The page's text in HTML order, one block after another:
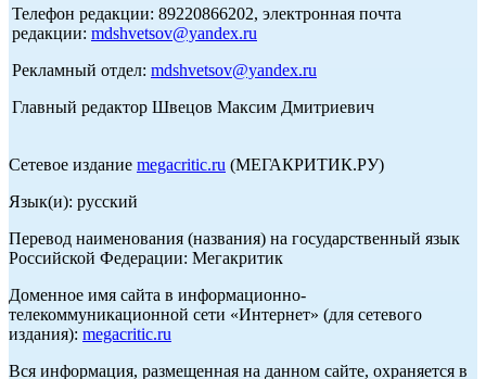
Телефон редакции: 89220866202, электронная почта
редакции: mdshvetsov@yandex.ru
Рекламный отдел: mdshvetsov@yandex.ru
Главный редактор Швецов Максим Дмитриевич
Сетевое издание megacritic.ru (МЕГАКРИТИК.РУ)
Язык(и): русский
Перевод наименования (названия) на государственный язык
Российской Федерации: Мегакритик
Доменное имя сайта в информационно-
телекоммуникационной сети «Интернет» (для сетевого
издания): megacritic.ru
Вся информация, размещенная на данном сайте, охраняется в